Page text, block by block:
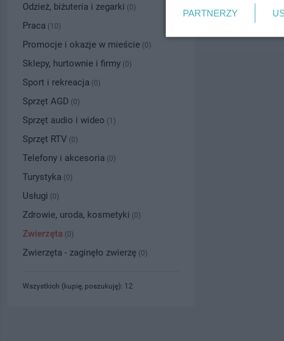
Odzież, biżuteria i zegarki (0)
Praca (10)
Promocje i okazje w mieście (0)
Sklepy, hurtownie i firmy (0)
Sport i rekreacja (0)
Sprzęt AGD (0)
Sprzęt audio i wideo (1)
Sprzęt RTV (0)
Telefony i akcesoria (0)
Turystyka (0)
Usługi (0)
Zdrowie, uroda, kosmetyki (0)
Zwierzęta (0)
Zwierzęta - zaginęło zwierzę (0)
Wszystkich (kupię, poszukuję): 12
PARTNERZY